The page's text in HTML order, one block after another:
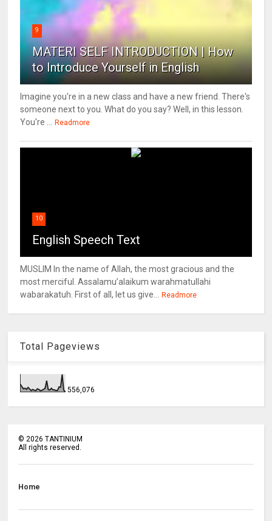
9
MATERI SELF INTRODUCTION | How
to Introduce Yourself in English
Imagine you're in a new class and have a new friend. There's
someone next to you. What do you say? Well, in this lesson.
You're ... Readmore
10
English Speech Text
MUSLIM In the name of Allah, the most gracious and the
most merciful. Assalamu’alaikum warahmatullahi
wabarakatuh. First of all, let us give... Readmore
Total Pageviews
556,076
©2026 TANTINIUM
All rights reserved.
Home